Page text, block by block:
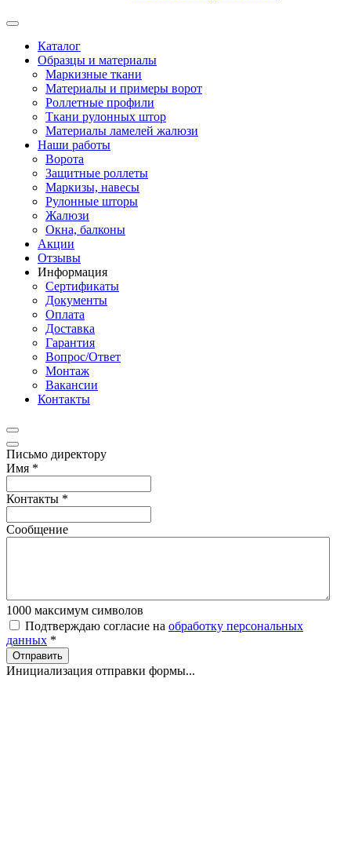
Каталог
Образцы и материалы
Маркизные ткани
Материалы и примеры ворот
Роллетные профили
Ткани рулонных штор
Материалы ламелей жалюзи
Наши работы
Ворота
Защитные роллеты
Маркизы, навесы
Рулонные шторы
Жалюзи
Окна, балконы
Акции
Отзывы
Информация
Сертификаты
Документы
Оплата
Доставка
Гарантия
Вопрос/Ответ
Монтаж
Вакансии
Контакты
Письмо директору
Имя *
Контакты *
Сообщение
1000 максимум символов
Подтверждаю согласие на обработку персональных
данных *
Отправить
Инициализация отправки формы...